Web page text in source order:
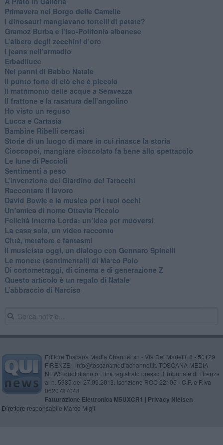
​Primavera nel Borgo delle Camelie
I dinosauri mangiavano tortelli di patate?
​Gramoz Burba e l’Iso-Polifonia albanese
L’albero degli zecchini d’oro
​I jeans nell’armadio
Erbadiluce
Nei panni di Babbo Natale
​Il punto forte di ciò che è piccolo
​Il matrimonio delle acque a Seravezza
​Il frattone e la rasatura dell’angolino
​Ho visto un reguso
Lucca e Cartasia
Bambine Ribelli cercasi
Storie di un luogo di mare in cui rinasce la storia
Cioccopoi, mangiare cioccolato fa bene allo spettacolo
​Le lune di Peccioli
​Sentimenti a peso
​L’invenzione del Giardino dei Tarocchi
​Raccontare il lavoro
David Bowie e la musica per i tuoi occhi
Un’amica di nome Ottavia Piccolo
​Felicità Interna Lorda: un’idea per muoversi
​La casa sola, un video racconto
​Città, metafore e fantasmi
Il musicista oggi, un dialogo con Gennaro Spinelli
Le monete (sentimentali) di Marco Polo
​Di cortometraggi, di cinema e di generazione Z
​Questo articolo è un regalo di Natale
L’abbraccio di Narciso
Editore Toscana Media Channel srl - Via Dei Martelli, 8 - 50129
FIRENZE - info@toscanamediachannel.it. TOSCANA MEDIA
NEWS quotidiano on line registrato presso il Tribunale di Firenze
al n. 5935 del 27.09.2013. Iscrizione ROC 22105 - C.F. e P.Iva
0620787048
Fatturazione Elettronica M5UXCR1 | Privacy Nielsen
Direttore responsabile Marco Migli